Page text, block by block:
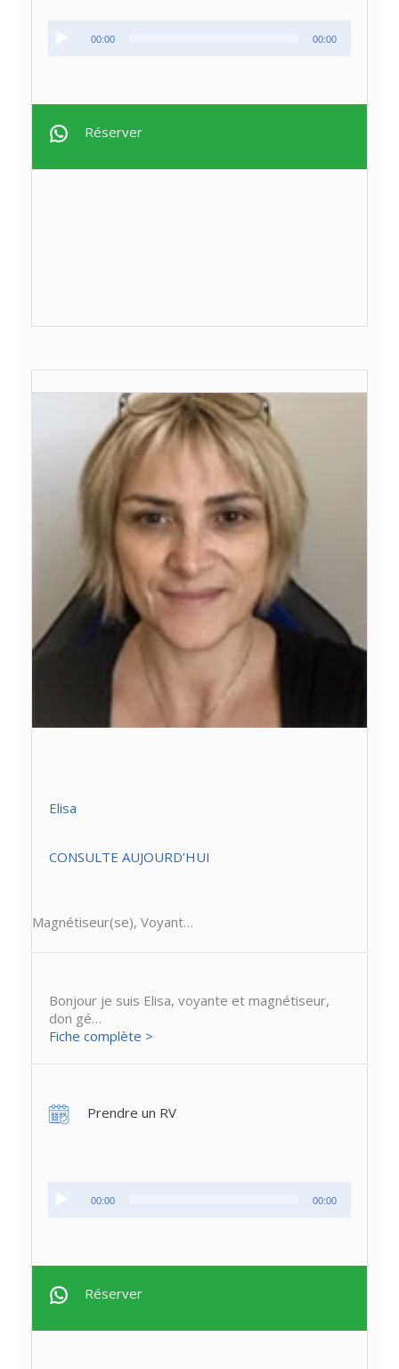
00:00 00:00
Réserver
Elisa
CONSULTE AUJOURD’HUI
Magnétiseur(se), Voyant…
Bonjour je suis Elisa, voyante et magnétiseur,
don gé…
Fiche complète >
Prendre un RV
00:00 00:00
Réserver